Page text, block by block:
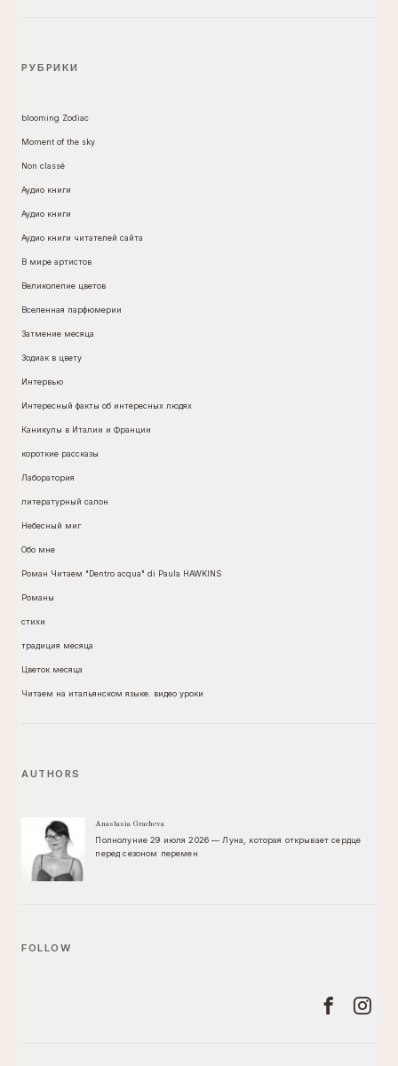
РУБРИКИ
blooming Zodiac
Moment of the sky
Non classé
Аудио книги
Аудио книги
Аудио книги читателей сайта
В мире артистов
Великолепие цветов
Вселенная парфюмерии
Затмение месяца
Зодиак в цвету
Интервью
Интересный факты об интересных людях
Каникулы в Италии и Франции
короткие рассказы
Лаборатория
литературный салон
Небесный миг
Обо мне
Роман Читаем "Dentro acqua" di Paula HAWKINS
Романы
стихи
традиция месяца
Цветок месяца
Читаем на итальянском языке. видео уроки
AUTHORS
Anastasia Gracheva
Полнолуние 29 июля 2026 — Луна, которая открывает сердце
перед сезоном перемен
FOLLOW